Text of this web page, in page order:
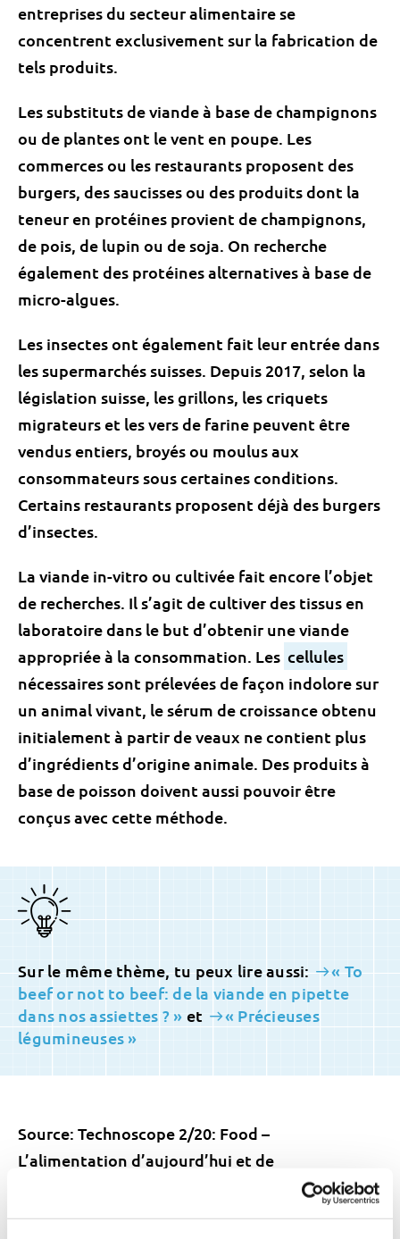
entreprises du secteur alimentaire se
concentrent exclusivement sur la fabrication de
tels produits.
Les substituts de viande à basede champignons
ou de plantes ont le vent en poupe. Les
commerces ou les restaurants proposent des
burgers, des saucisses ou des produits dont la
teneur en protéines provient de champignons,
de pois, de lupin ou de soja. On recherche
également des protéines alternatives à basede
micro-algues.
Les insectes ont également fait leur entrée dans
les supermarchés suisses. Depuis 2017, selon la
législation suisse, les grillons, les criquets
migrateurs et les vers de farine peuvent être
vendus entiers, broyés ou moulus aux
consommateurs sous certaines conditions.
Certains restaurants proposent déjà des burgers
d’insectes.
La viande in-vitro ou cultivée fait encore l’objet
de recherches. Il s’agit de cultiver des tissus en
laboratoire dans le but d’obtenir une viande
appropriée à la consommation. Les cellules
nécessaires sont prélevées de façon indolore sur
un animal vivant, le sérum de croissance obtenu
initialement à partir de veaux ne contient plus
d’ingrédients d’origine animale. Des produits à
basede poisson doivent aussi pouvoir être
conçus avec cette méthode.
Sur le même thème, tu peux lire aussi:
« To
beef or not to beef: de la viande en pipette
dans nos assiettes ? » et
« Précieuses
légumineuses »
Source: Technoscope 2/20: Food –
L’alimentation d’aujourd’hui et de
est le magazine
technologique de la
SATWpour les jeunes